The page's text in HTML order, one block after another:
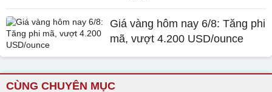
Giá vàng hôm nay 6/8: Tăng phi
mã, vượt 4.200 USD/ounce
CÙNG CHUYÊN MỤC